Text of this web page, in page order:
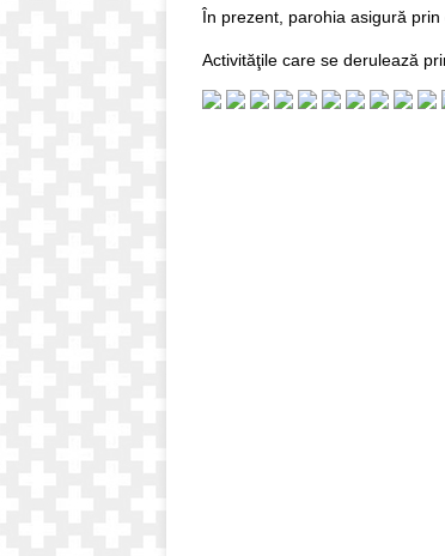
În prezent, parohia asigură
Activităţile care se derulează